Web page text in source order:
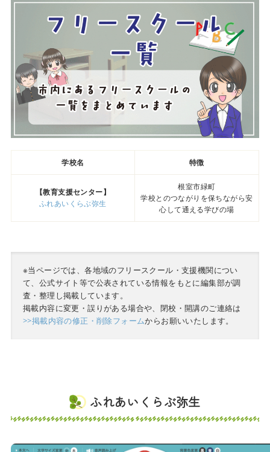
学校名 特徴
【教育支援センター】
ふれあいくらぶ弥生
根室市緑町
学校とのつながりを保ちながら安
心して通える学びの場
※当ページでは、各地域のフリースクール・支援機関につい
て、公式サイト等で公表されている情報をもとに編集部が調
査・整理し掲載しています。
掲載内容に変更・誤りがある場合や、閉校・開講のご連絡は
>>掲載内容の修正・削除フォームからお願いいたします。
ふれあいくらぶ弥生